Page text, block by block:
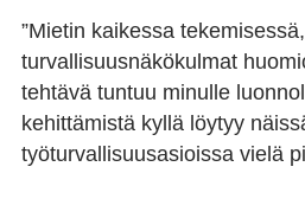
”Mietin kaikessa
turvallisuusnäkökulmat
tehtävä tuntuu minulle
kehittämistä kyllä löytyy
työturvallisuusasioissa vielä